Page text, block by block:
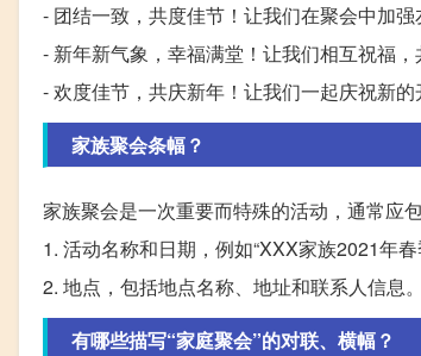
- 团结一致，共度佳节！让我们在聚会中加强
- 新年新气象，幸福满堂！让我们相互祝福，
- 欢度佳节，共庆新年！让我们一起庆祝新的
家族聚会条幅？
家族聚会是一次重要而特殊的活动，通常应
1. 活动名称和日期，例如“XXX家族2021年春
2. 地点，包括地点名称、地址和联系人信息
有哪些描写“家庭聚会”的对联、横幅？